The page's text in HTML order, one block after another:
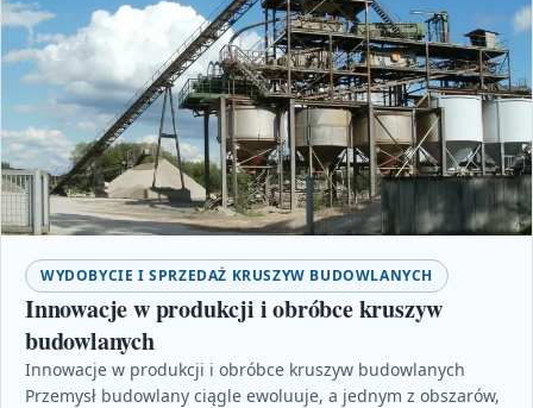
WYDOBYCIE I SPRZEDAŻ KRUSZYW BUDOWLANYCH
Innowacje w produkcji i obróbce kruszyw
budowlanych
Innowacje w produkcji i obróbce kruszyw budowlanych
Przemysł budowlany ciągle ewoluuje, a jednym z obszarów,